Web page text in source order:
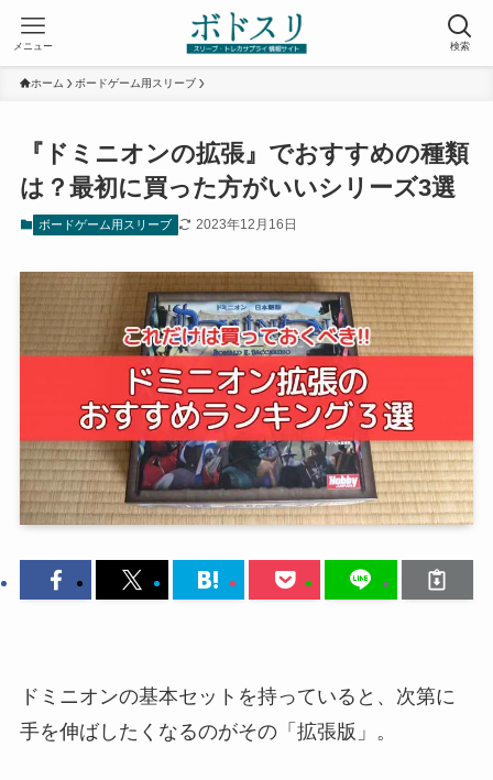
検索
メニュー
ホーム ボードゲーム用スリーブ
『ドミニオンの拡張』でおすすめの種類
は？最初に買った方がいいシリーズ3選
ボードゲーム用スリーブ 2023年12月16日
ドミニオンの基本セットを持っていると、次第に
手を伸ばしたくなるのがその「拡張版」。